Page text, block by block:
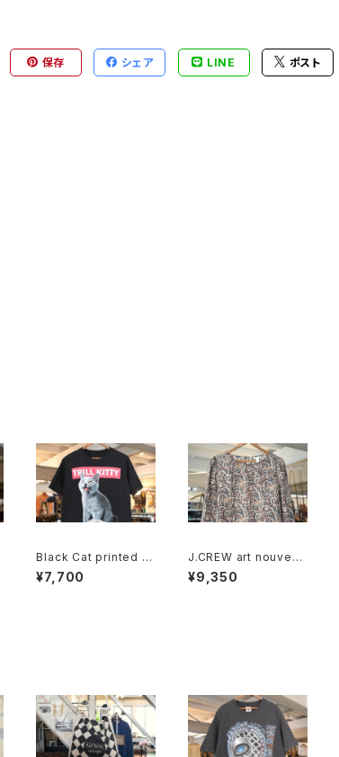
保存 シェア LINE ポスト
Black Cat printed T
ee "TRILL KITTY"
¥7,700
J.CREW art nouveau
silk pullover Blouse
¥9,350